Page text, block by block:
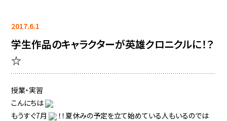
2017.6.1
学生作品のキャラクターが英雄クロニクルに！？
☆
授業・実習
こんにちは
もうすぐ7月
！！夏休みの予定を立て始めている人もいるのでは